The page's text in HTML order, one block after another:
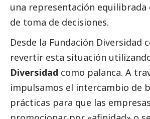
una representación equilibrada
de toma de decisiones.
Desde la Fundación Diversidad
revertir esta situación
Diversidad como palanca. A
impulsamos el intercambio de
prácticas para que las